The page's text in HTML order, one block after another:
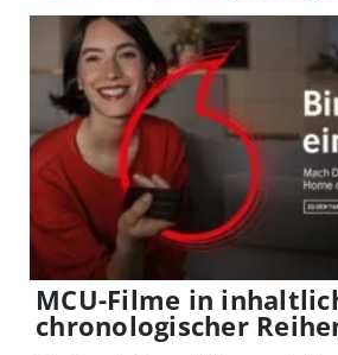
MCU-Filme in
chronologischer